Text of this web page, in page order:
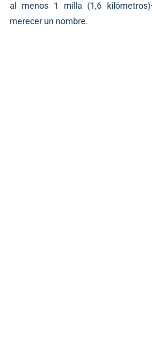
al menos 1 milla (1,6
merecer un nombre.